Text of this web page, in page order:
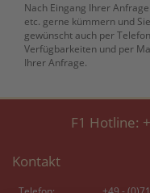
Nach Eingang Ihrer
etc. gerne kümmern und
gewünscht auch per
Verfügbarkeiten und per
Ihrer Anfrage.
F1 Hotline:
Kontakt